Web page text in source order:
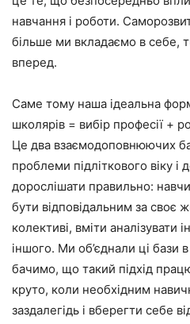
навчання і роботи.
більше ми вкладаємо в себе,
вперед.
Саме тому наша ідеальна
школярів = вибір професії +
Це два взаємодоповнюючих
проблеми підліткового віку і
дорослішати правильно:
бути відповідальним за своє
колективі, вміти аналізувати
іншого. Ми об’єднали ці бази
бачимо, що такий підхід
круто, коли необхідним
заздалегідь і вберегти себе